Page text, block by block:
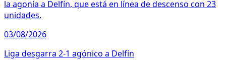
la agonía a Delfín, que está en línea de descenso con 23
unidades.
03/08/2026
Liga desgarra 2-1 agónico a Delfín